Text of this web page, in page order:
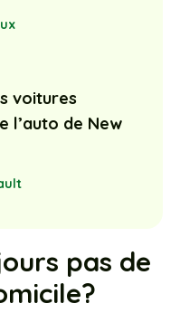
voitures
l’auto de New
pas de